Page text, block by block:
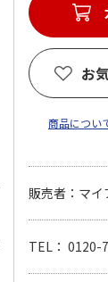
お
商品につい
販売者：マ
TEL： 0120-